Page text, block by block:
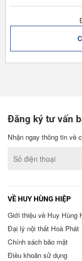
Đăng ký tư vấn
Nhận ngay thông tin về
VỀ HUY HÙNG HIỆP
Giới thiệu về Huy Hùng
Đại lý nội thất Hoà Phát
Chính sách bảo mật
Điều khoản sử dụng